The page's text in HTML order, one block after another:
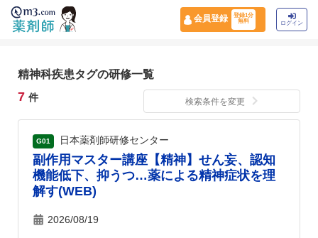
会員登録
登録1分
無料
ログイン
精神科疾患タグの研修一覧
7 件 検索条件を変更
G01 日本薬剤師研修センター
副作用マスター講座【精神】せん妄、認知
機能低下、抑うつ…薬による精神症状を理
解す(WEB)
2026/08/19